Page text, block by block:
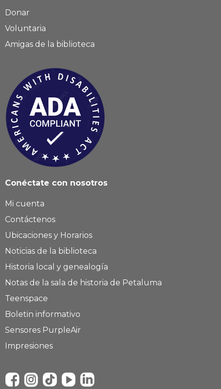
Donar
Voluntaria
Amigas de la biblioteca
Conéctate con nosotros
Mi cuenta
Contáctenos
Ubicaciones y Horarios
Noticias de la biblioteca
Historia local y genealogía
Notas de la sala de historia de Petaluma
Teenspace
Boletin informativo
Sensores PurpleAir
Impresiones